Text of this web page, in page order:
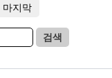
마지막
검색